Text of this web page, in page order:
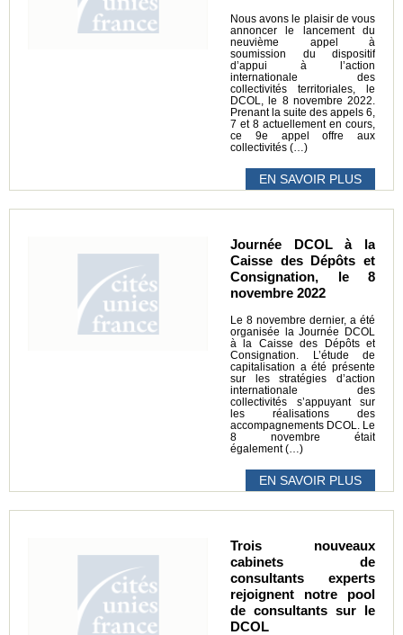
Nous avons le plaisir de vous
annoncer le lancement du
neuvième appel à
soumission du dispositif
d’appui à l’action
internationale des
collectivités territoriales, le
DCOL, le 8 novembre 2022.
Prenant la suite des appels 6,
7 et 8 actuellement en cours,
ce 9e appel offre aux
collectivités (…)
EN SAVOIR PLUS
Journée DCOL à la
Caisse des Dépôts et
Consignation, le 8
novembre 2022
Le 8 novembre dernier, a été
organisée la Journée DCOL
à la Caisse des Dépôts et
Consignation. L’étude de
capitalisation a été présente
sur les stratégies d’action
internationale des
collectivités s’appuyant sur
les réalisations des
accompagnements DCOL. Le
8 novembre était
également (…)
EN SAVOIR PLUS
Trois nouveaux
cabinets de
consultants experts
rejoignent notre pool
de consultants sur le
DCOL